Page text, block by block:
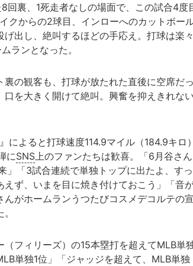
裏、1死走者なしの場面で、この試合4度
クからの2球目、インローへのカットボー
出し、絶叫するほどの手応え。打球は楽
ランとなった。
の観客も、打球が放たれた直後に空席だ
を大きく開けて絶叫。興奮を抑えきれな
よると打球速度114.9マイル（184.9キロ）
にSNS上のファンたちは歓喜。「6月谷さ
」「3試合連続で単独トップに出たよ、す
ず、いまを目に焼き付けておこう」「音
がホームランうつたびコスメデコルテの
フィリーズ）の15本塁打を超えてMLB単
単独1位」「ジャッジを超えて、MLB単独